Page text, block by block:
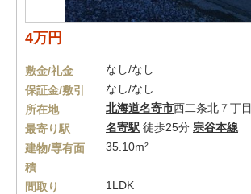
4万円
敷金/礼金
なし/なし
保証金/敷引
なし/なし
所在地
北海道名寄市西二条北７丁目
最寄り駅
名寄駅 徒歩25分 宗谷本線
建物/専有面
積
35.10m²
間取り
1LDK